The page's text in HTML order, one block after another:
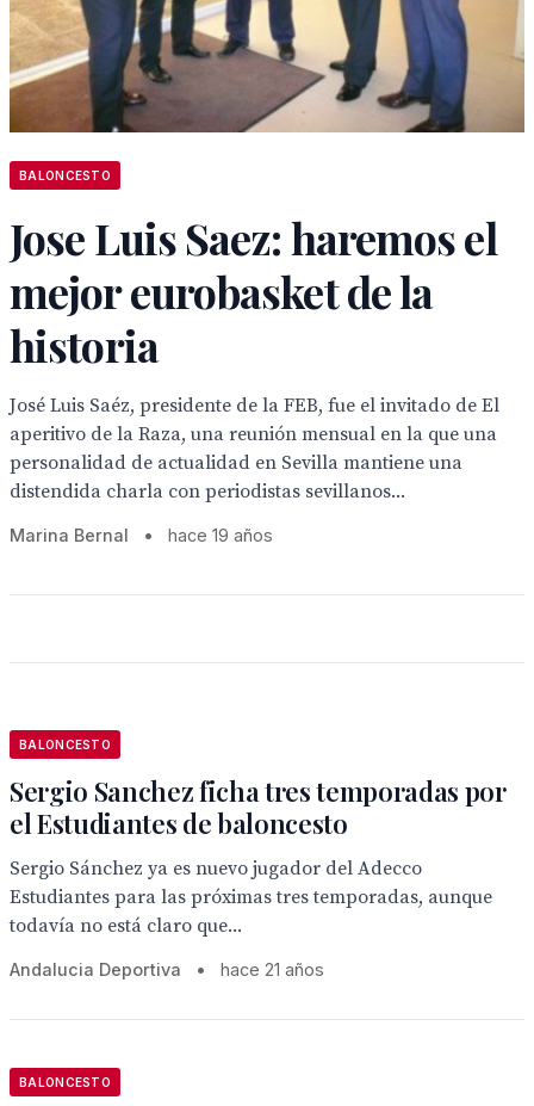
BALONCESTO
Jose Luis Saez: haremos el
mejor eurobasket de la
historia
José Luis Saéz, presidente de la FEB, fue el invitado de El
aperitivo de la Raza, una reunión mensual en la que una
personalidad de actualidad en Sevilla mantiene una
distendida charla con periodistas sevillanos...
Marina Bernal • hace 19 años
BALONCESTO
Sergio Sanchez ficha tres temporadas por
el Estudiantes de baloncesto
Sergio Sánchez ya es nuevo jugador del Adecco
Estudiantes para las próximas tres temporadas, aunque
todavía no está claro que...
Andalucia Deportiva • hace 21 años
BALONCESTO